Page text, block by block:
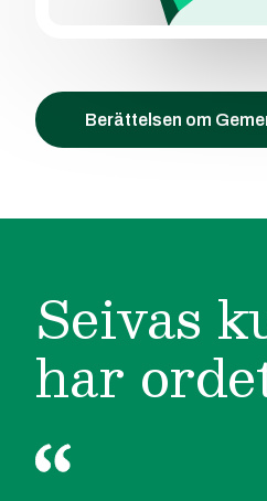
Berättelsen om
Seivas
har